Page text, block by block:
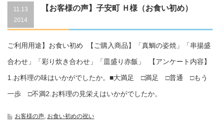
11.13
2014
【お客様の声】子安町 Ｈ様（お食い初め）
ご利用用途】お食い初め 【ご購入商品】「真鯛の姿焼」「串揚盛
合わせ」「彩り炊き合わせ」「皿盛り赤飯」 【アンケート内容】
1.お料理の味はいかがでしたか。■大満足 □満足 □普通 □もう
一歩 □不満2.お料理の見栄えはいかがでしたか。
お客様の声, お食い初めの祝い